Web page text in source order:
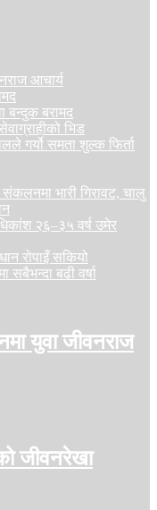
आचार्य
बन्दुक बरामद
भिड
गर्यो समता शुल्क फिर्ता
भारी गिरावट, चालु
२६–३५ वर्ष उमेर
रोपाइँ सकियो
सबैभन्दा बढी वर्षा
युवा जीवनराज
जीवनरेखा